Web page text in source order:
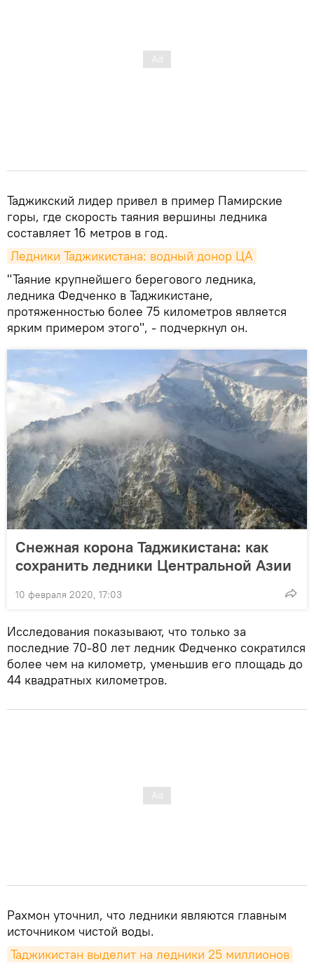
Таджикский лидер привел в пример Памирские
горы, где скорость таяния вершины ледника
составляет 16 метров в год.
Ледники Таджикистана: водный донор ЦА
"Таяние крупнейшего берегового ледника,
ледника Федченко в Таджикистане,
протяженностью более 75 километров является
ярким примером этого", - подчеркнул он.
Снежная корона Таджикистана: как
сохранить ледники Центральной Азии
10 февраля 2020, 17:03
Исследования показывают, что только за
последние 70-80 лет ледник Федченко сократился
более чем на километр, уменьшив его площадь до
44 квадратных километров.
Рахмон уточнил, что ледники являются главным
источником чистой воды.
Таджикистан выделит на ледники 25 миллионов